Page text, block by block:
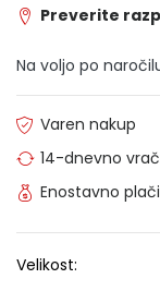
Preverite
Na voljo po
Varen nakup
14-dnevno
Enostavno
Velikost: